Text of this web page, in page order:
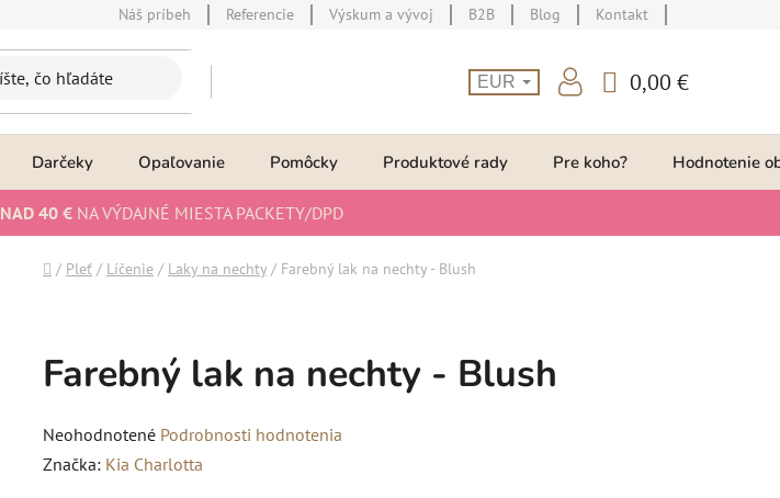
Náš príbeh Referencie Výskum a vývoj B2B Blog Kontakt
EUR
KOŠÍK
0,00 €
Darčeky Opaľovanie Pomôcky Produktové rady Pre koho? Hodnotenie
NAD 40 € NA VÝDAJNÉ MIESTA PACKETY/DPD
Domov
/ Pleť / Líčenie / Laky na nechty / Farebný lak na nechty - Blush
Farebný lak na nechty - Blush
Priemerné
hodnotenie
Neohodnotené Podrobnosti hodnotenia
Značka: Kia Charlotta